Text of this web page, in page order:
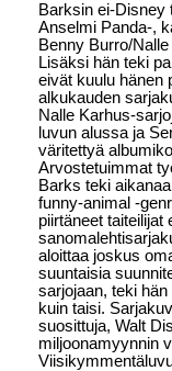
Barksin ei-Disney
Anselmi Panda-,
Benny Burro/
Lisäksi hän teki
eivät kuulu hänen
alkukauden
Nalle Karhus-
luvun alussa ja
väritettyä
Arvostetuimmat
Barks teki
funny-animal -
piirtäneet
aloittaa joskus
suuntaisia
sarjojaan, teki
kuin taisi.
suosittuja, Walt
miljoonamyynnin